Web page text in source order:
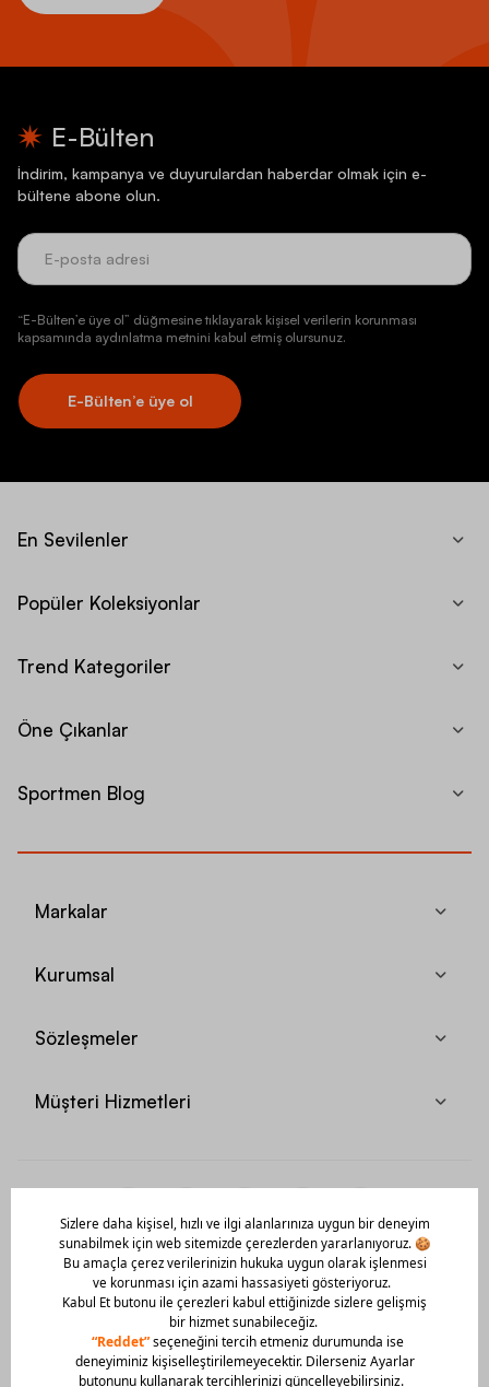
E-Bülten
İndirim, kampanya ve duyurulardan haberdar olmak için e-
bültene abone olun.
“E-Bülten’e üye ol” düğmesine tıklayarak kişisel verilerin korunması
kapsamında aydınlatma metnini kabul etmiş olursunuz.
E-Bülten’e üye ol
En Sevilenler
Popüler Koleksiyonlar
Trend Kategoriler
Öne Çıkanlar
Sportmen Blog
Markalar
Kurumsal
Sözleşmeler
Müşteri Hizmetleri
Mobil Uygulamamızı Hemen İndir!